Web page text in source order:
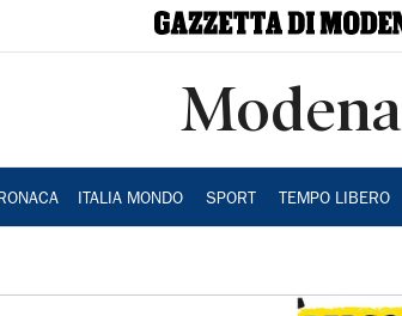
Modena
ITALIA MONDO SPORT TEMPO LIBERO